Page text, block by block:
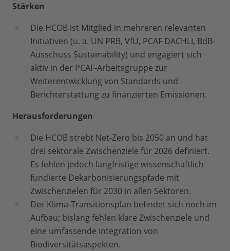
Stärken
Die HCOB ist Mitglied in mehreren relevanten
Initiativen (u. a. UN PRB, VfU, PCAF DACHLI, BdB-
Ausschuss Sustainability) und engagiert sich
aktiv in der PCAF-Arbeitsgruppe zur
Weiterentwicklung von Standards und
Berichterstattung zu finanzierten Emissionen.
Herausforderungen
Die HCOB strebt Net-Zero bis 2050 an und hat
drei sektorale Zwischenziele für 2026 definiert.
Es fehlen jedoch langfristige wissenschaftlich
fundierte Dekarbonisierungspfade mit
Zwischenzielen für 2030 in allen Sektoren.
Der Klima-Transitionsplan befindet sich noch im
Aufbau; bislang fehlen klare Zwischenziele und
eine umfassende Integration von
Biodiversitätsaspekten.